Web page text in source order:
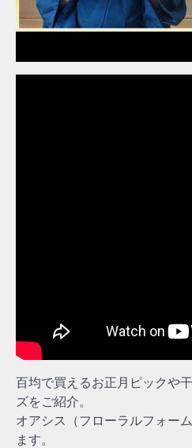
百均で買えるお正月ピックや
ズをご紹介。
オアシス（フローラルフォー
ます。